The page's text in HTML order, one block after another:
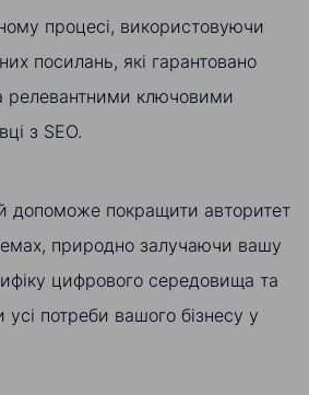
процесі, використовуючи
посилань, які гарантовано
релевантними ключовими
з SEO.
допоможе покращити авторитет
природно залучаючи вашу
цифрового середовища та
потреби вашого бізнесу у